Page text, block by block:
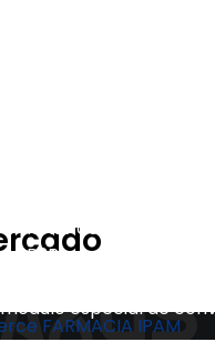
de e-commerce
B2B para a Farmácia
especial de